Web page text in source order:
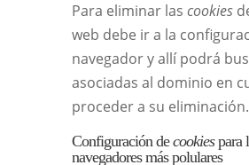
Para eliminar las cookies
web debe ir a la
navegador y allí podrá
asociadas al dominio en
proceder a su eliminación.
Configuración decookiespara
navegadores más polulares